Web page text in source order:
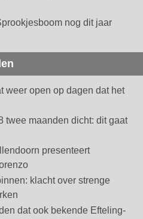
nog dit jaar
weer open op dagen dat het
twee maanden dicht: dit gaat
presenteert
klacht over strenge
dat ook bekende Efteling-